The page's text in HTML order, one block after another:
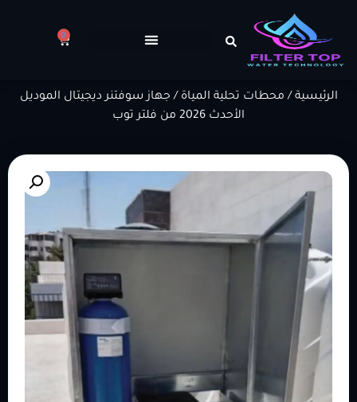
0
الرئيسية / محطات تحلية المياة / جهاز سوفتنر ديجيتال الموديل
الأحدث 2026 من فلتر توب